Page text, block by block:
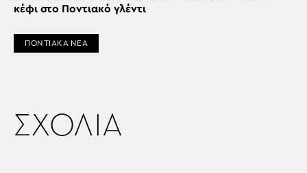
κέφι στο Ποντιακό γλέντι
ΠΟΝΤΙΑΚΑ ΝΕΑ
ΣΧΟΛΙΑ